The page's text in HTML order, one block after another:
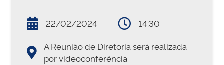
22/02/2024
14:30
A Reunião de Diretoria será realizada
por videoconferência